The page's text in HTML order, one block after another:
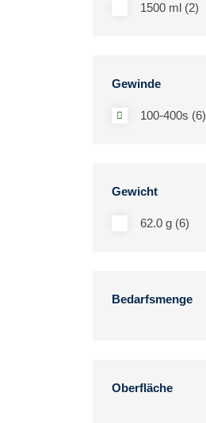
1500 ml (2)
Gewinde
100-400s (6)
Gewicht
62.0 g (6)
Bedarfsmenge
Oberfläche